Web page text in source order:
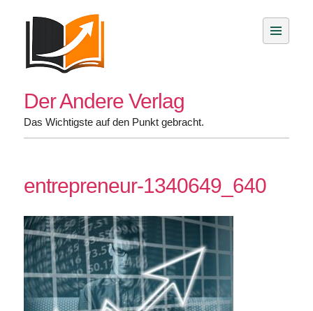
Der Andere Verlag
Das Wichtigste auf den Punkt gebracht.
entrepreneur-1340649_640